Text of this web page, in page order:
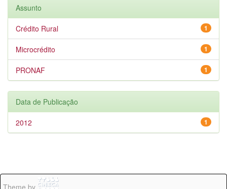
Assunto
1
Crédito Rural
1
Microcrédito
1
PRONAF
Data de Publicação
1
2012